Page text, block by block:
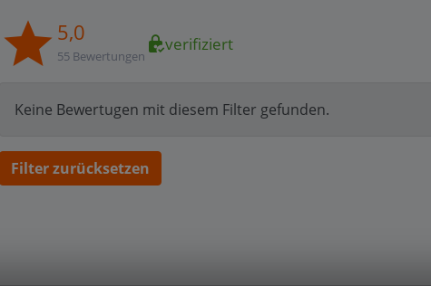
5,0
55 Bewertungen
verifiziert
Keine Bewertugen mit diesem Filter gefunden.
Filter zurücksetzen